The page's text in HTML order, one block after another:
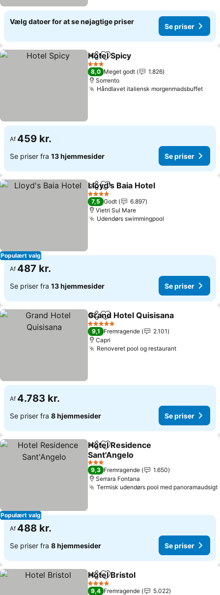
Vælg datoer for at se nøjagtige priser
Se priser
Del Føj til favoritter
Hotel Spicy
3 Stjerner
8,0 Meget godt
1.826
Sorrento
Håndlavet italiensk morgenmadsbuffet
Af 459 kr.
Se priser fra 13 hjemmesider Se priser
Populært valg
Del Føj til favoritter
Lloyd's Baia Hotel
4 Stjerner
7,5 Godt
6.897
Vietri Sul Mare
Udendørs swimmingpool
Af 487 kr.
Se priser fra 13 hjemmesider Se priser
Del Føj til favoritter
Grand Hotel Quisisana
5 Stjerner
9,1 Fremragende
2.101
Capri
Renoveret pool og restaurant
Af 4.783 kr.
Se priser fra 8 hjemmesider Se priser
Populært valg
Del Føj til favoritter
Hotel Residence
Sant'Angelo
3 Stjerner
9,3 Fremragende
1.650
Serrara Fontana
Termisk udendørs pool med panoramaudsigt
Af 488 kr.
Se priser fra 8 hjemmesider Se priser
Del Føj til favoritter
Hotel Bristol
4 Stjerner
9,4 Fremragende
5.022